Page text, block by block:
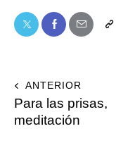
ANTERIOR
Para las prisas,
meditación